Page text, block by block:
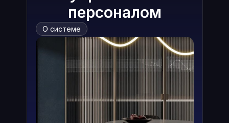
персоналом
О системе